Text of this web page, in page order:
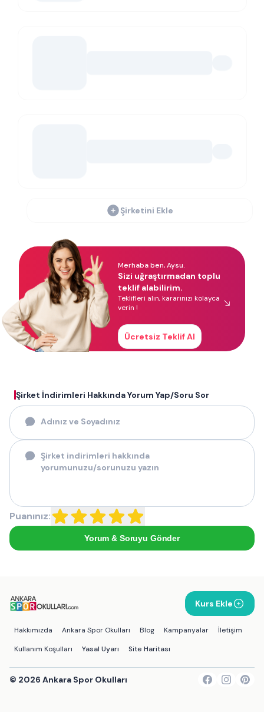
Şirketini Ekle
Merhaba ben, Aysu.
Sizi uğraştırmadan toplu
teklif alabilirim.
Teklifleri alın, kararınızı kolayca
verin !
Ücretsiz Teklif Al
Şirket İndirimleri Hakkında Yorum Yap/Soru Sor
Puanınız:
Yorum & Soruyu Gönder
Kurs Ekle
Hakkımızda Ankara Spor Okulları Blog Kampanyalar
İletişim
Kullanım Koşulları
Yasal Uyarı Site Haritası
© 2026 Ankara Spor Okulları